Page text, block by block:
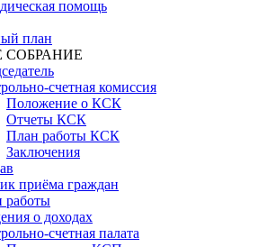
помощь
план
СОБРАНИЕ
счетная комиссия
Положение о КСК
Отчеты КСК
План работы КСК
Заключения
приёма граждан
работы
о доходах
счетная палата